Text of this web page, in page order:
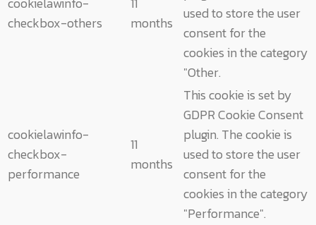
checkbox-others
months
used to store the user
consent for the
cookies in the category
"Other.
cookielawinfo-
checkbox-
performance
11
months
This cookie is set by
GDPR Cookie Consent
plugin. The cookie is
used to store the user
consent for the
cookies in the category
"Performance".